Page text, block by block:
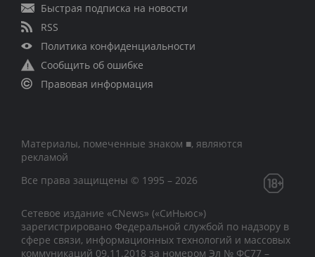
Быстрая подписка на новости
RSS
Политика конфиденциальности
Сообщить об ошибке
Правовая информация
Материалы, помеченные знаком ■, являются
рекламой
Все права защищены © 1995 – 2026
Сетевое издание «CNews» («СиНьюс»)
зарегистрировано Федеральной службой по надзору в
сфере связи, информационных технологий и массовых
коммуникаций 09.11.2018 за номером Эл № ФС77 –